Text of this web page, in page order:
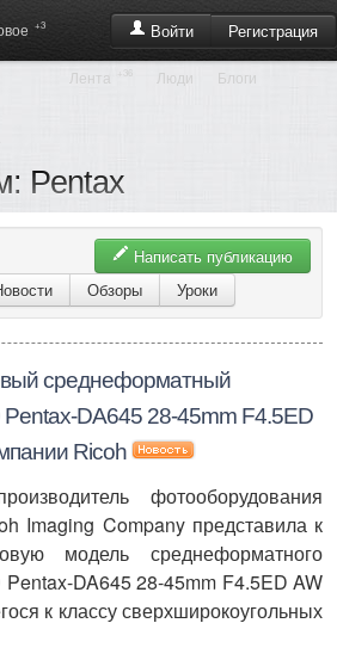
Войти Регистрация
+3
Лента Люди Блоги
Pentax
Написать публикацию
Обзоры Уроки
среднеформатный
Pentax-DA645 28-45mm F4.5ED
Ricoh
фотооборудования
Imaging Company представила к
модель среднеформатного
Pentax-DA645 28-45mm F4.5ED AW
к классу сверхширокоугольных